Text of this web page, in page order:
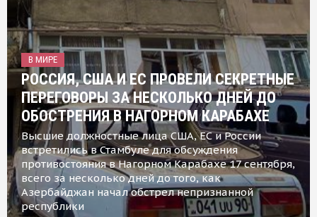
В МИРЕ
РОССИЯ, США И ЕС ПРОВЕЛИ СЕКРЕТНЫЕ
ПЕРЕГОВОРЫ ЗА НЕСКОЛЬКО ДНЕЙ ДО
ОБОСТРЕНИЯ В НАГОРНОМ КАРАБАХЕ
Высшие должностные лица США, ЕС и России
встретились в Стамбуле для обсуждения
противостояния в Нагорном Карабахе 17 сентября,
всего за несколько дней до того, как
Азербайджан начал обстрел непризнанной
республики